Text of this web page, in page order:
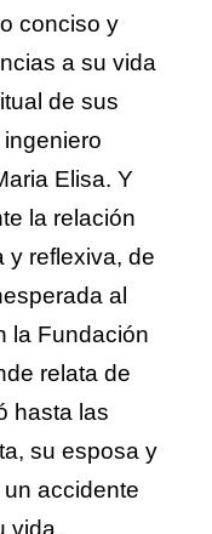
conciso y
a su vida
de sus
Elisa. Y
la relación
y reflexiva, de
al
la Fundación
relata de
hasta las
su esposa y
accidente
vida.